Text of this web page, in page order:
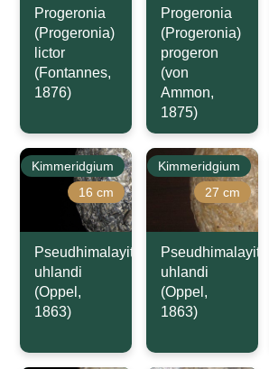
Progeronia
(Progeronia)
lictor
(Fontannes,
1876)
Progeronia
(Progeronia)
progeron
(von
Ammon,
1875)
Kimmeridgium
16 cm
Pseudhimalayites
uhlandi
(Oppel,
1863)
Kimmeridgium
27 cm
Pseudhimalayites
uhlandi
(Oppel,
1863)